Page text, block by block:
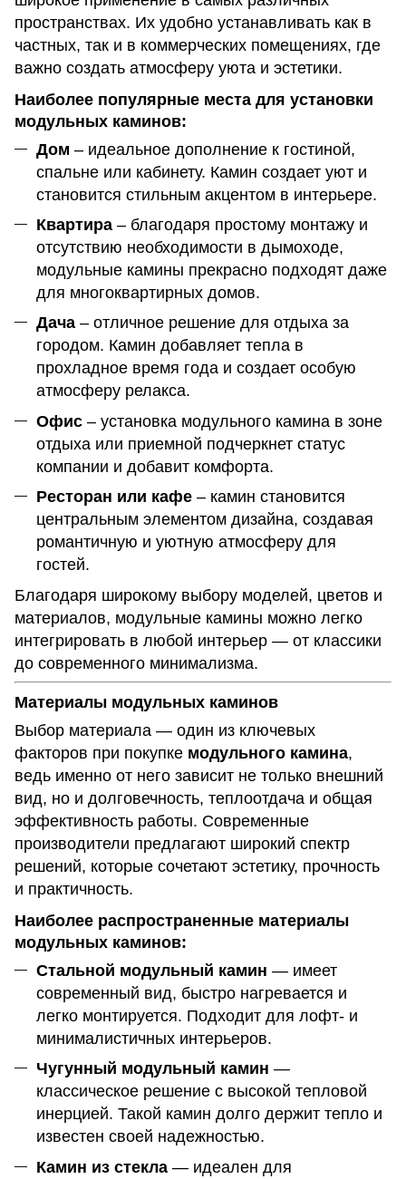
пространствах. Их удобно устанавливать как в
частных, так и в коммерческих помещениях, где
важно создать атмосферу уюта и эстетики.
Наиболее популярные места для установки
модульных каминов:
Дом – идеальное дополнение к гостиной,
спальне или кабинету. Камин создает уют и
становится стильным акцентом в интерьере.
Квартира – благодаря простому монтажу и
отсутствию необходимости в дымоходе,
модульные камины прекрасно подходят даже
для многоквартирных домов.
Дача – отличное решение для отдыха за
городом. Камин добавляет тепла в
прохладное время года и создает особую
атмосферу релакса.
Офис – установка модульного камина в зоне
отдыха или приемной подчеркнет статус
компании и добавит комфорта.
Ресторан или кафе – камин становится
центральным элементом дизайна, создавая
романтичную и уютную атмосферу для
гостей.
Благодаря широкому выбору моделей, цветов и
материалов, модульные камины можно легко
интегрировать в любой интерьер — от классики
до современного минимализма.
Материалы модульных каминов
Выбор материала — один из ключевых
факторов при покупке модульного камина,
ведь именно от него зависит не только внешний
вид, но и долговечность, теплоотдача и общая
эффективность работы. Современные
производители предлагают широкий спектр
решений, которые сочетают эстетику, прочность
и практичность.
Наиболее распространенные материалы
модульных каминов:
Стальной модульный камин — имеет
современный вид, быстро нагревается и
легко монтируется. Подходит для лофт- и
минималистичных интерьеров.
Чугунный модульный камин —
классическое решение с высокой тепловой
инерцией. Такой камин долго держит тепло и
известен своей надежностью.
Камин из стекла — идеален для